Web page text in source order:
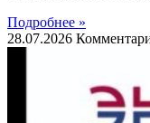
Подробнее »
28.07.2026